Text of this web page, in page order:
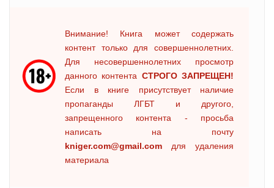
Внимание! Книга может содержать
контент только для совершеннолетних.
Для несовершеннолетних просмотр
данного контента СТРОГО ЗАПРЕЩЕН!
Если в книге присутствует наличие
пропаганды ЛГБТ и другого,
запрещенного контента - просьба
написать на почту
kniger.com@gmail.com для удаления
материала